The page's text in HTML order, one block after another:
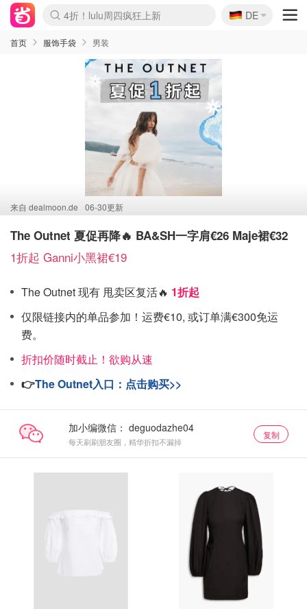
Boticinal 夏促开抢！
4折！lulu周四疯狂上新
还没结束！&OtherStories大促
Joybuy变相75折 随时失效
速领！Stanley独家85折
疑似霸哥！Camper额外叠85折
Zalando 奥莱闪促！每日更新
Moncler反季囤！5折起+叠9折
Coach Brooklyn仅€192
🇩🇪
DE
首页 服饰手袋 男装
来自 dealmoon.de 06-30更新
The Outnet 夏促再降🔥 BA&SH一字肩€26 Maje裙€32
1折起 Ganni小黑裙€19
The Outnet 现有 甩卖区复活🔥 1折起
仅限链接内的单品参加！运费€10, 或订单满€300免运
费。
折扣价随时截止！欲购从速
👉The Outnet入口：点击购买>>
加小编微信：
每天刷刷朋友圈，精华折扣不漏掉
复制